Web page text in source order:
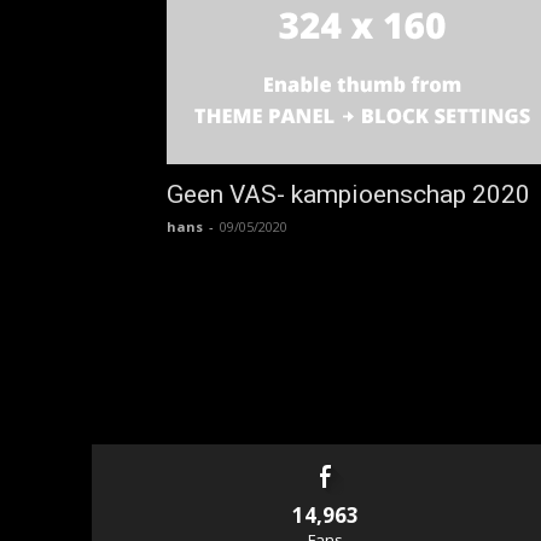
Geen VAS- kampioenschap 2020
hans - 09/05/2020
14,963